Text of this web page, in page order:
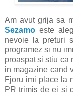
Am avut grija sa
Sezamo este
nevoie la preturi
programez si nu
proaspat si stiu ca
in magazine cand
Fjoru imi place la
PR trimis de ei si